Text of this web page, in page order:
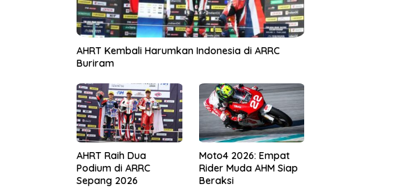
AHRT Kembali Harumkan Indonesia di ARRC
Buriram
AHRT Raih Dua
Podium di ARRC
Sepang 2026
Moto4 2026: Empat
Rider Muda AHM Siap
Beraksi